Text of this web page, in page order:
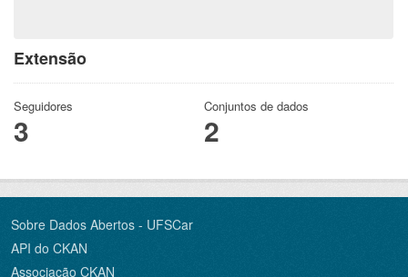
Extensão
Seguidores
3
Conjuntos de dados
2
Sobre Dados Abertos - UFSCar
API do CKAN
Associação CKAN